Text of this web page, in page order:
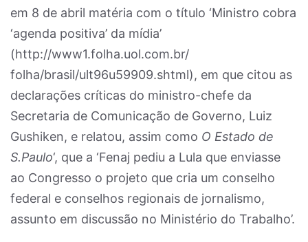
em 8 de abril matéria com o título ‘Ministro cobra
‘agenda positiva’ da mídia’
(http://www1.folha.uol.com.br/
folha/brasil/ult96u59909.shtml), em que citou as
declarações críticas do ministro-chefe da
Secretaria de Comunicação de Governo, Luiz
Gushiken, e relatou, assim como O Estado de
S.Paulo‘, que a ‘Fenaj pediu a Lula que enviasse
ao Congresso o projeto que cria um conselho
federal e conselhos regionais de jornalismo,
assunto em discussão no Ministério do Trabalho’.